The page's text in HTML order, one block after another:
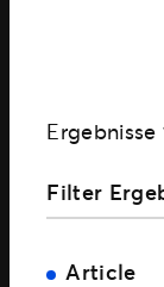
Ergebnisse
Filter
Article